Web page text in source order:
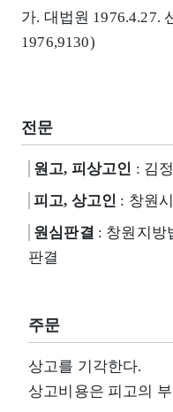
가. 대법원 1976.4.27.
1976,9130)
전문
원고, 피상고인 : 김
피고, 상고인 : 창원
원심판결 : 창원지방
판결
주문
상고를 기각한다.
상고비용은 피고의